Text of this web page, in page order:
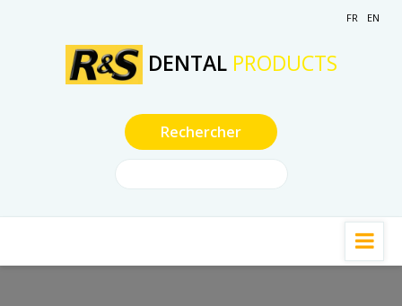
FR EN
DENTAL PRODUCTS